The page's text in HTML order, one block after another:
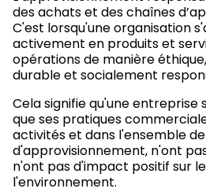
des achats et des chaînes
C'est lorsqu'une organisation
activement en produits et
opérations de manière
durable et socialement
Cela signifie qu'une entreprise
que ses pratiques
activités et dans l'ensemble
d'approvisionnement, n'ont
n'ont pas d'impact positif sur
l'environnement.